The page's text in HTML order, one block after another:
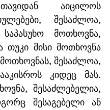
აიცილოს
შესაძლოა,
მოთხოვნა,
მისი მოთხოვნა
შესაძლოა,
კიდეც მას.
შესაძლებელია,
შესაგებელი ან